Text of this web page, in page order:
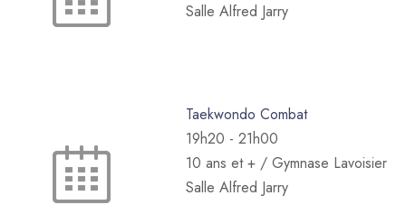
Salle Alfred Jarry
Taekwondo Combat
19h20 - 21h00
10 ans et + / Gymnase Lavoisier
Salle Alfred Jarry